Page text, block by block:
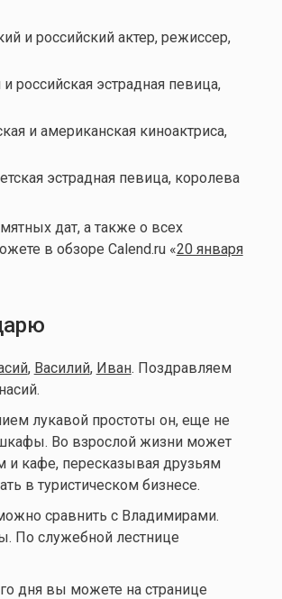
и российский актер, режиссер,
российская эстрадная певица,
и американская киноактриса,
эстрадная певица, королева
дат, а также о всех
в обзоре Calend.ru «20 января
, Василий, Иван. Поздравляем
лукавой простоты он, еще не
Во взрослой жизни может
и кафе, пересказывая друзьям
в туристическом бизнесе.
сравнить с Владимирами.
По служебной лестнице
дня вы можете на странице